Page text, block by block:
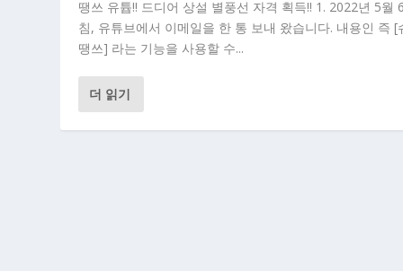
땡쓰 유튭!! 드디어 상설 별풍선 자격 획득!! 1. 2022년 5월
침, 유튜브에서 이메일을 한 통 보내 왔습니다. 내용인 즉 [
땡쓰] 라는 기능을 사용할 수...
더 읽기